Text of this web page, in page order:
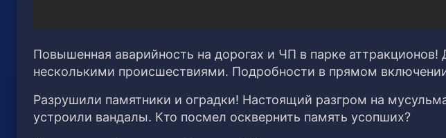
Повышенная аварийность на дорогах и ЧП в парке
несколькими происшествиями. Подробности в прямом
Разрушили памятники и оградки! Настоящий разгром на
устроили вандалы. Кто посмел осквернить память усопших?